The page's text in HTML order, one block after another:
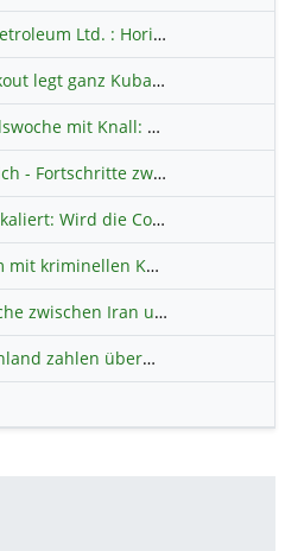
IRW-News: Horizon Petroleum Ltd. : Horizon Petroleum beginnt mit der Testförderung im Projekt Lachowice in Polen und schließt die Platzierung einer überzeichneten Wandelanleihe ab
Erneuter Strom-Blackout legt ganz Kuba lahm
Gold beendet Handelswoche mit Knall: Barrick Mining – Ist diese Aktie wieder ein Kauf?
Ölpreise fallen deutlich - Fortschritte zwischen USA und Iran belasten
Übernahmekampf eskaliert: Wird die Commerzbank italienisch?
Wachsendes Problem mit kriminellen Kunden im Online-Handel
ROUNDUP 2: Gespräche zwischen Iran und USA starten - Vance optimistisch
Menschen in Deutschland zahlen überwiegend ohne Bargeld